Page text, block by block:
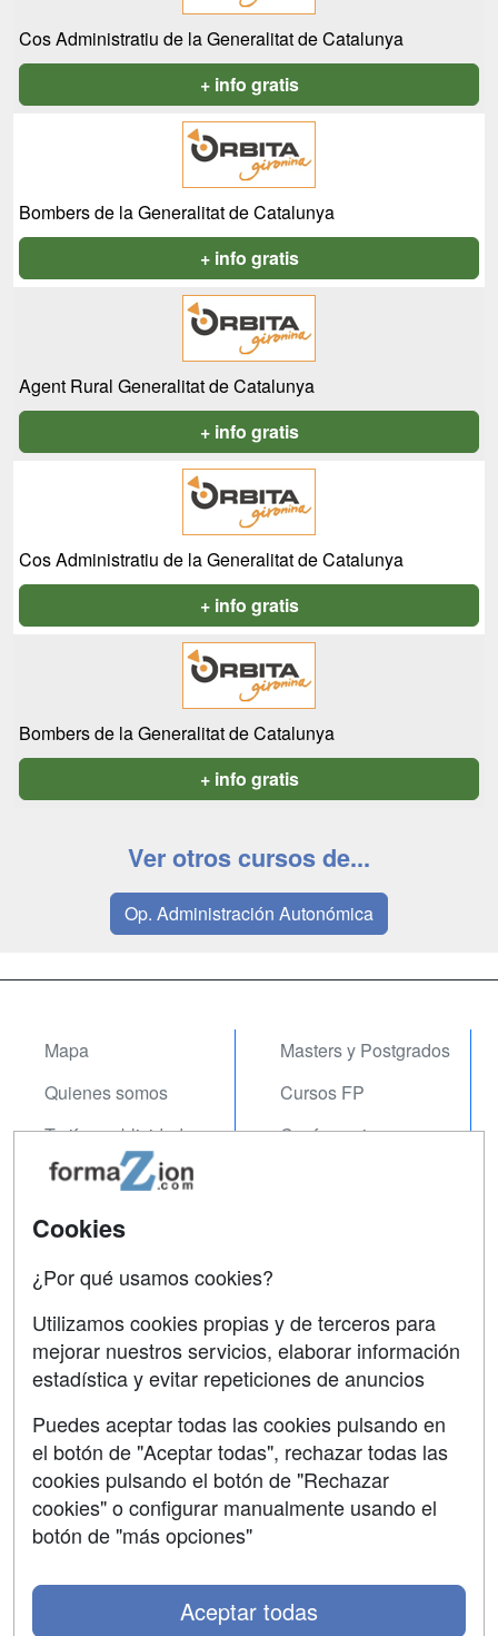
Cos Administratiu de la Generalitat de Catalunya
+ info gratis
Bombers de la Generalitat de Catalunya
+ info gratis
Agent Rural Generalitat de Catalunya
+ info gratis
Cos Administratiu de la Generalitat de Catalunya
+ info gratis
Bombers de la Generalitat de Catalunya
+ info gratis
Ver otros cursos de...
Op. Administración Autonómica
Mapa
Quienes somos
Tarifas publicidad
Acceso Usuarios
Acceso Centros
Masters y Postgrados
Cursos FP
Conferencias
Contactar
Confidencialidad
Aviso legal
Copyleft
Cookies
¿Por qué usamos cookies?
Utilizamos cookies propias y de terceros para
mejorar nuestros servicios, elaborar información
estadística y evitar repeticiones de anuncios
Puedes aceptar todas las cookies pulsando en
el botón de "Aceptar todas", rechazar todas las
cookies pulsando el botón de "Rechazar
cookies" o configurar manualmente usando el
botón de "más opciones"
Aceptar todas